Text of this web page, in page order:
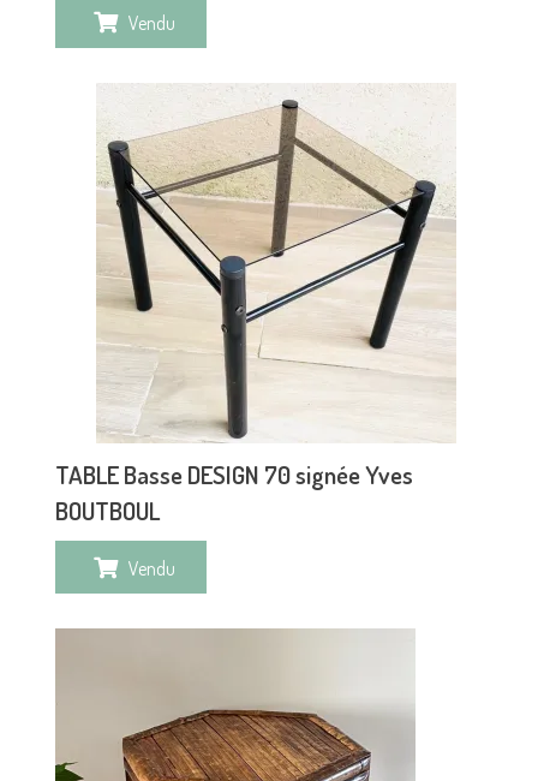
Vendu
TABLE Basse DESIGN 70 signée Yves
BOUTBOUL
Vendu